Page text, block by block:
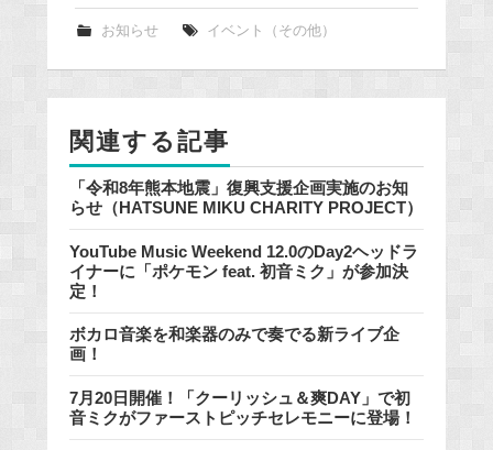
e
k
お知らせ イベント（その他）
関連する記事
「令和8年熊本地震」復興支援企画実施のお知
らせ（HATSUNE MIKU CHARITY PROJECT）
YouTube Music Weekend 12.0のDay2ヘッドラ
イナーに「ポケモン feat. 初音ミク」が参加決
定！
ボカロ音楽を和楽器のみで奏でる新ライブ企
画！
7月20日開催！「クーリッシュ＆爽DAY」で初
音ミクがファーストピッチセレモニーに登場！